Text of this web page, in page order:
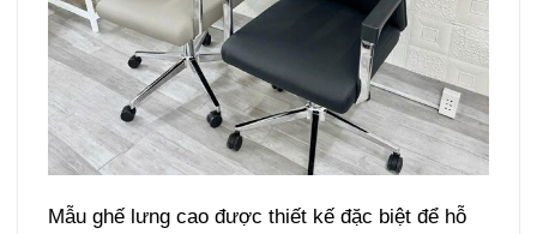
Mẫu ghế lưng cao được thiết kế đặc biệt để hỗ